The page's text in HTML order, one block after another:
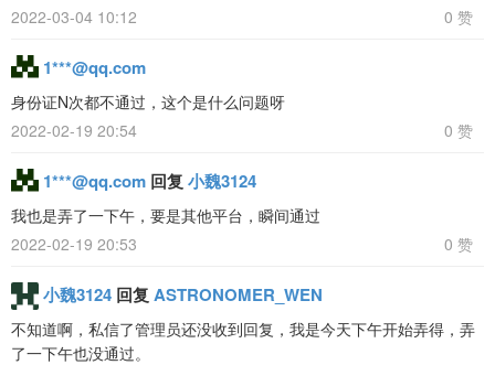
2022-03-04 10:12
0 赞
1***@qq.com
身份证N次都不通过，这个是什么问题呀
2022-02-19 20:54
0 赞
1***@qq.com 回复 小魏3124
我也是弄了一下午，要是其他平台，瞬间通过
2022-02-19 20:53
0 赞
小魏3124 回复 ASTRONOMER_WEN
不知道啊，私信了管理员还没收到回复，我是今天下午开始弄得，弄
了一下午也没通过。